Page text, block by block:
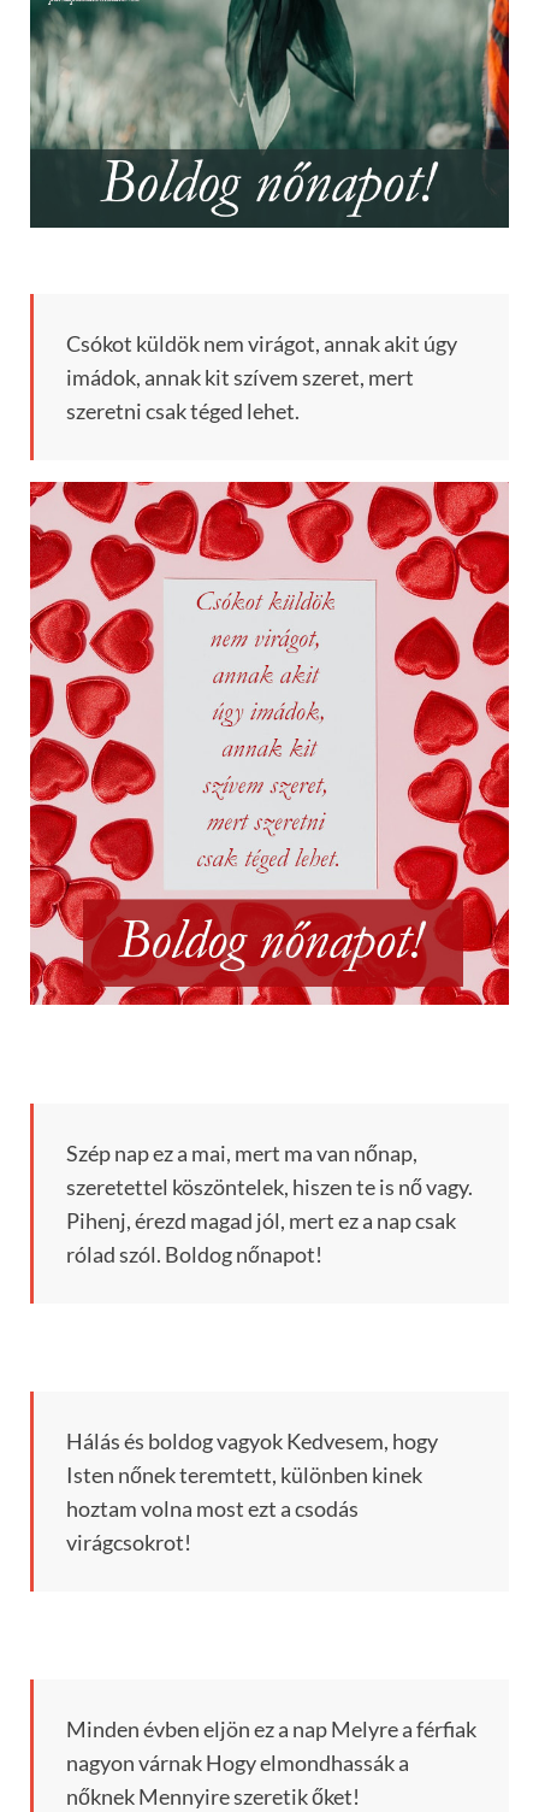
Csókot küldök nem virágot, annak akit úgy
imádok, annak kit szívem szeret, mert
szeretni csak téged lehet.
Szép nap ez a mai, mert ma van nőnap,
szeretettel köszöntelek, hiszen te is nő vagy.
Pihenj, érezd magad jól, mert ez a nap csak
rólad szól. Boldog nőnapot!
Hálás és boldog vagyok Kedvesem, hogy
Isten nőnek teremtett, különben kinek
hoztam volna most ezt a csodás
virágcsokrot!
Minden évben eljön ez a nap Melyre a férfiak
nagyon várnak Hogy elmondhassák a
nőknek Mennyire szeretik őket!